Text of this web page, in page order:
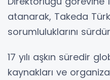
atanarak, Takeda
sorumluluklarını
17 yılı aşkın süredir
kaynakları ve